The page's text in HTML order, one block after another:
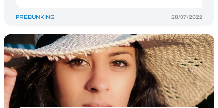
PREBUNKING 28/07/2022